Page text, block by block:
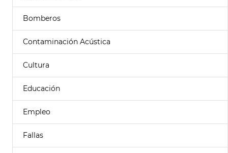
Bomberos
Contaminación Acústica
Cultura
Educación
Empleo
Fallas